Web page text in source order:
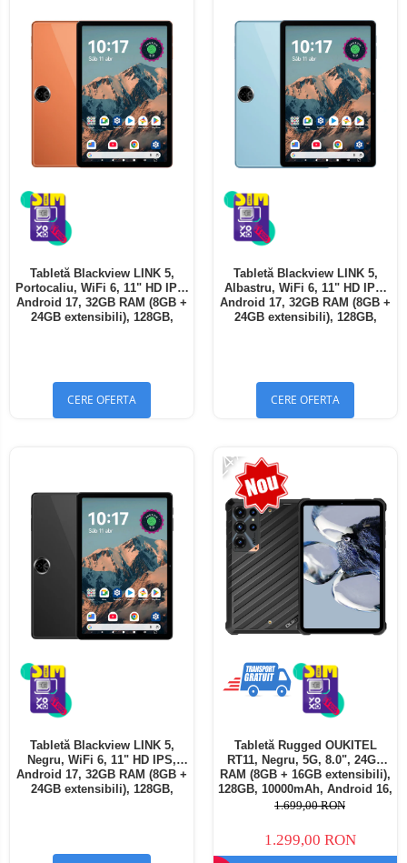
Tabletă Blackview LINK 5,
Portocaliu, WiFi 6, 11" HD IPS,
Android 17, 32GB RAM (8GB +
24GB extensibili), 128GB,
CERE OFERTA
Tabletă Blackview LINK 5,
Albastru, WiFi 6, 11" HD IPS,
Android 17, 32GB RAM (8GB +
24GB extensibili), 128GB,
CERE OFERTA
Tabletă Blackview LINK 5,
Negru, WiFi 6, 11" HD IPS,
Android 17, 32GB RAM (8GB +
24GB extensibili), 128GB,
-24%
Tabletă Rugged OUKITEL
RT11, Negru, 5G, 8.0", 24GB
RAM (8GB + 16GB extensibili),
128GB, 10000mAh, Android 16,
Cameră 16MP AI, Dock
1.699,00 RON
1.299,00 RON